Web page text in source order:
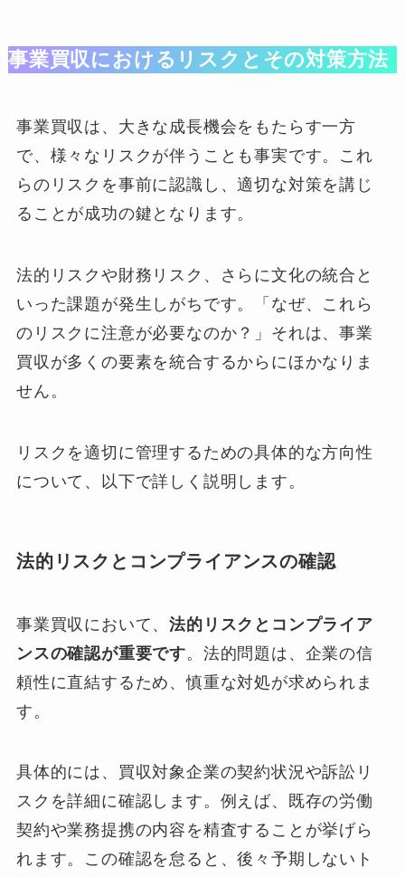
事業買収におけるリスクとその対策方法
事業買収は、大きな成長機会をもたらす一方
で、様々なリスクが伴うことも事実です。これ
らのリスクを事前に認識し、適切な対策を講じ
ることが成功の鍵となります。
法的リスクや財務リスク、さらに文化の統合と
いった課題が発生しがちです。「なぜ、これら
のリスクに注意が必要なのか？」それは、事業
買収が多くの要素を統合するからにほかなりま
せん。
リスクを適切に管理するための具体的な方向性
について、以下で詳しく説明します。
法的リスクとコンプライアンスの確認
事業買収において、法的リスクとコンプライア
ンスの確認が重要です。法的問題は、企業の信
頼性に直結するため、慎重な対処が求められま
す。
具体的には、買収対象企業の契約状況や訴訟リ
スクを詳細に確認します。例えば、既存の労働
契約や業務提携の内容を精査することが挙げら
れます。この確認を怠ると、後々予期しないト